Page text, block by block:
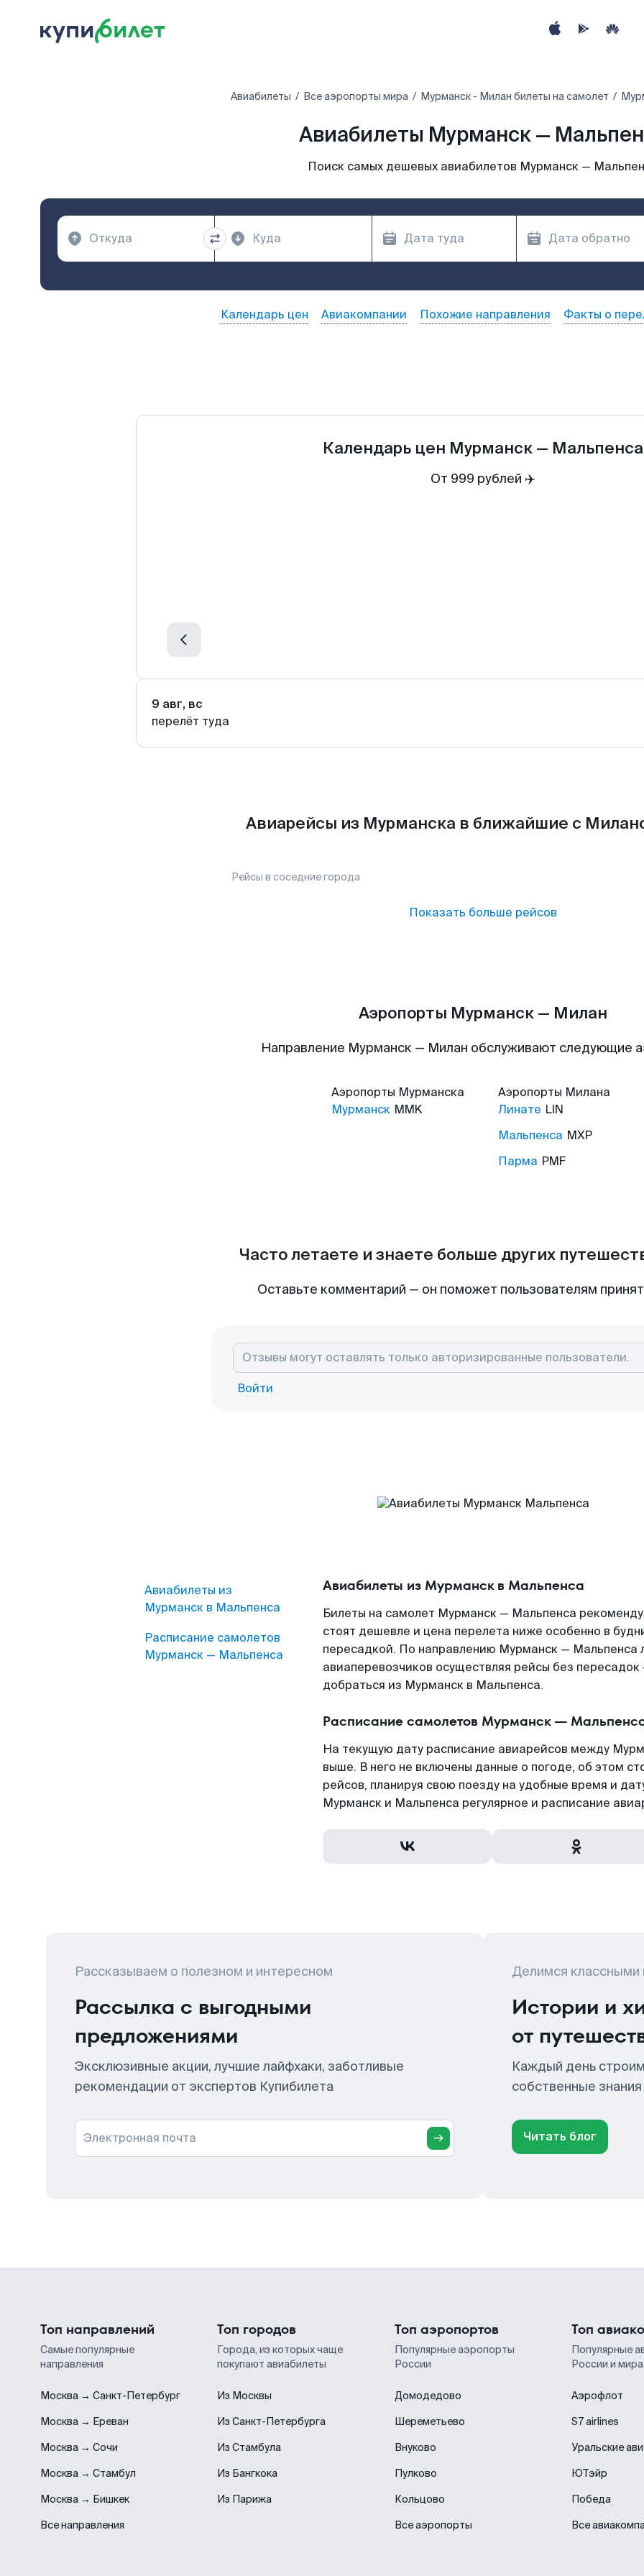
Авиабилеты Все аэропорты мира Мурманск - Милан билеты на самолет
Авиабилеты Мурманск —
Поиск самых дешевых авиабилетов Мурманск —
Календарь цен Авиакомпании Похожие направления Факты о
Календарь цен Мурманск — Мальпенса
От 999 рублей ✈️
9 авг, вс
перелёт туда
Авиарейсы из Мурманска в ближайшие с
Рейсы в соседние города
Показать больше рейсов
Аэропорты Мурманск — Милан
Направление Мурманск — Милан обслуживают следующие
Аэропорты Мурманска
Мурманск MMK
Аэропорты Милана
Линате LIN
Мальпенса MXP
Парма PMF
Часто летаете и знаете больше других
Оставьте комментарий — он поможет пользователям
Войти
Авиабилеты из
Мурманск в Мальпенса
Расписание самолетов
Мурманск — Мальпенса
Авиабилеты из Мурманск в Мальпенса
Билеты на самолет Мурманск — Мальпенса
стоят дешевле и цена перелета ниже особенно в
пересадкой. По направлению Мурманск — Мальпенса
авиаперевозчиков осуществляя рейсы без
добраться из Мурманск в Мальпенса.
Расписание самолетов Мурманск —
На текущую дату расписание авиарейсов между
выше. В него не включены данные о погоде, об этом
рейсов, планируя свою поезду на удобные время и
Мурманск и Мальпенса регулярное и расписание
Рассказываем о полезном и интересном
Рассылка с выгодными
предложениями
Эксклюзивные акции, лучшие лайфхаки, заботливые
рекомендации от экспертов Купибилета
Электронная почта
Делимся классными
Истории и
от
Каждый день
собственные
Читать блог
Топ направлений
Самые популярные
направления
Москва → Санкт-Петербург
Москва → Ереван
Москва → Сочи
Москва → Стамбул
Москва → Бишкек
Все направления
Топ городов
Города, из которых чаще
покупают авиабилеты
Из Москвы
Из Санкт-Петербурга
Из Стамбула
Из Бангкока
Из Парижа
Топ аэропортов
Популярные аэропорты
России
Домодедово
Шереметьево
Внуково
Пулково
Кольцово
Все аэропорты
Топ
Популярные
России и мира
Аэрофлот
S7 airlines
Уральские
ЮТэйр
Победа
Все